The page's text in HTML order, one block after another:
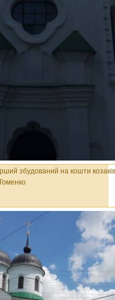
збудований на кошти козаків